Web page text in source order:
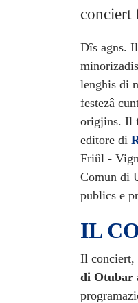
conciert
Dîs agns.
lenghis di
festezâ
origjins. Il
editore di
Friûl -
Comun di
publics e
IL
Il conciert,
di Otubar